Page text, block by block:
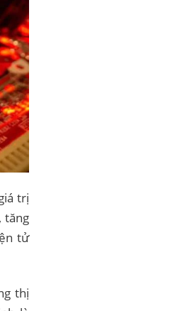
trị
tăng
tử
thị